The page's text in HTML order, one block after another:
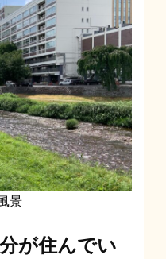
景
が住んでい